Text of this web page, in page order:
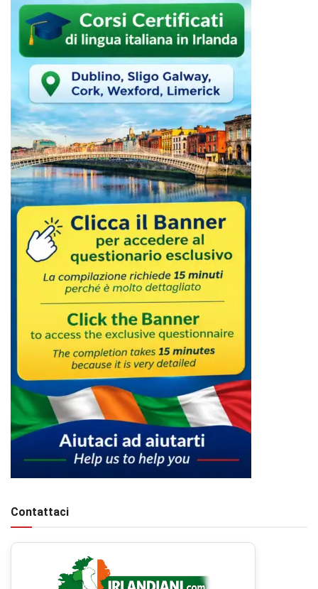
Contattaci